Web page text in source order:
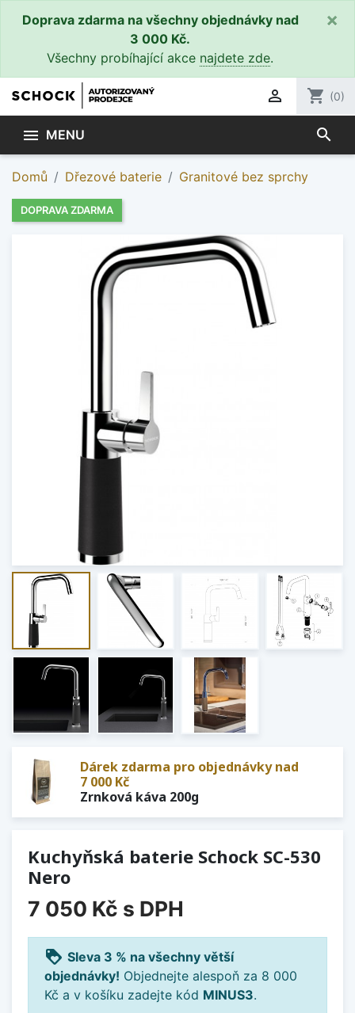
Doprava zdarma na všechny objednávky nad
3 000 Kč.
Všechny probíhající akce najdete zde.
×
 shopping_cart (0)
 MENU search
Domů Dřezové baterie Granitové bez sprchy
DOPRAVA ZDARMA
Dárek zdarma pro objednávky nad
7 000 Kč
Zrnková káva 200g
Kuchyňská baterie Schock SC-530
Nero
7 050 Kč s DPH
loyalty Sleva 3 % na všechny větší
objednávky! Objednejte alespoň za 8 000
Kč a v košíku zadejte kód MINUS3.